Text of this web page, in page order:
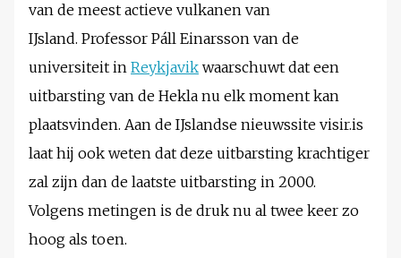
van de meest actieve vulkanen van
IJsland. Professor Páll Einarsson van de
universiteit in Reykjavik waarschuwt dat een
uitbarsting van de Hekla nu elk moment kan
plaatsvinden. Aan de IJslandse nieuwssite visir.is
laat hij ook weten dat deze uitbarsting krachtiger
zal zijn dan de laatste uitbarsting in 2000.
Volgens metingen is de druk nu al twee keer zo
hoog als toen.